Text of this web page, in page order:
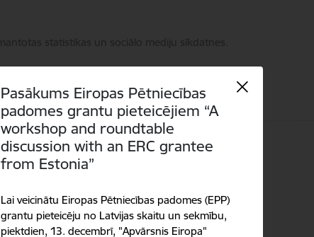
Kontakti
Language
Pasākums Eiropas Pētniecības
padomes grantu pieteicējiem “A
workshop and roundtable
discussion with an ERC grantee
from Estonia”
Lai veicinātu Eiropas Pētniecības padomes (EPP)
grantu pieteicēju no Latvijas skaitu un sekmību,
piektdien, 13. decembrī, "Apvārsnis Eiropa"